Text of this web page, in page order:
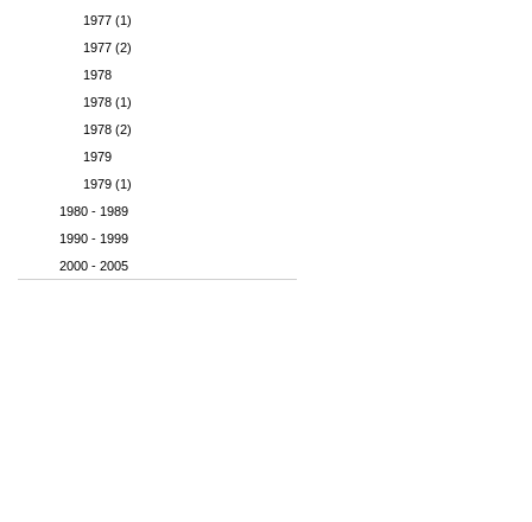
1977 (1)
1977 (2)
1978
1978 (1)
1978 (2)
1979
1979 (1)
1980 - 1989
1990 - 1999
2000 - 2005